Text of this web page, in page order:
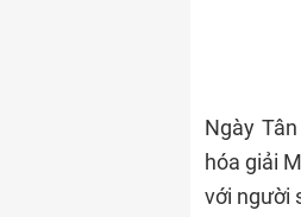
Ngày
hóa giải
với người